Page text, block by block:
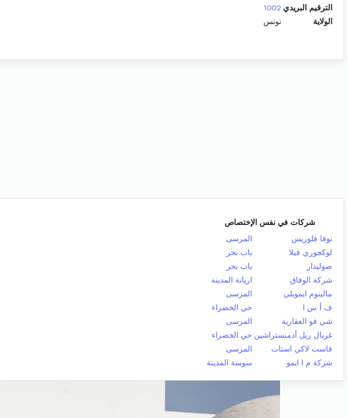
الترقيم البريدي 1002
الولاية
تونس
شركات في نفس الإختصاص
نوفا فلوريس
المرسى
لوكجوري فيلا
باب بحر
صوليدار
باب بحر
شركة الوفاق
اريانة المدينة
مالينوم ايموبلي
المرسى
ف أ س ا
حي الخضراء
شي فو العقارية
المرسى
غربال ريل أدمنستراشين حي الخضراء
قاست لاكي استات
المرسى
شركة م ا ايمو
سوسة المدينة